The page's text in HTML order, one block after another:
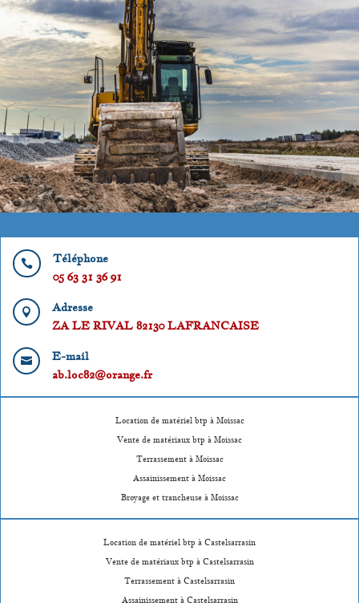

Téléphone
05 63 31 36 91

Adresse
ZA LE RIVAL 82130 LAFRANCAISE

E-mail
ab.loc82@orange.fr
Location de matériel btp à Moissac
Vente de matériaux btp à Moissac
Terrassement à Moissac
Assainissement à Moissac
Broyage et trancheuse à Moissac
Location de matériel btp à Castelsarrasin
Vente de matériaux btp à Castelsarrasin
Terrassement à Castelsarrasin
Assainissement à Castelsarrasin